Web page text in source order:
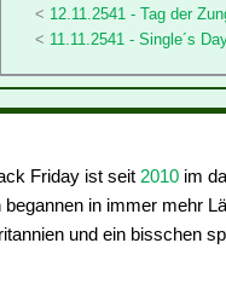
12.11.2541 - Tag der
11.11.2541 - Single´s
Friday ist seit 2010 im
begannen in immer mehr
und ein bisschen